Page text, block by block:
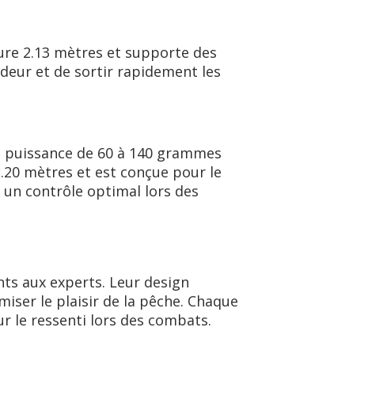
2.13 mètres et supporte des
et de sortir rapidement les
de 60 à 140 grammes
mètres et est conçue pour le
un contrôle optimal lors des
aux experts. Leur design
le plaisir de la pêche. Chaque
le ressenti lors des combats.